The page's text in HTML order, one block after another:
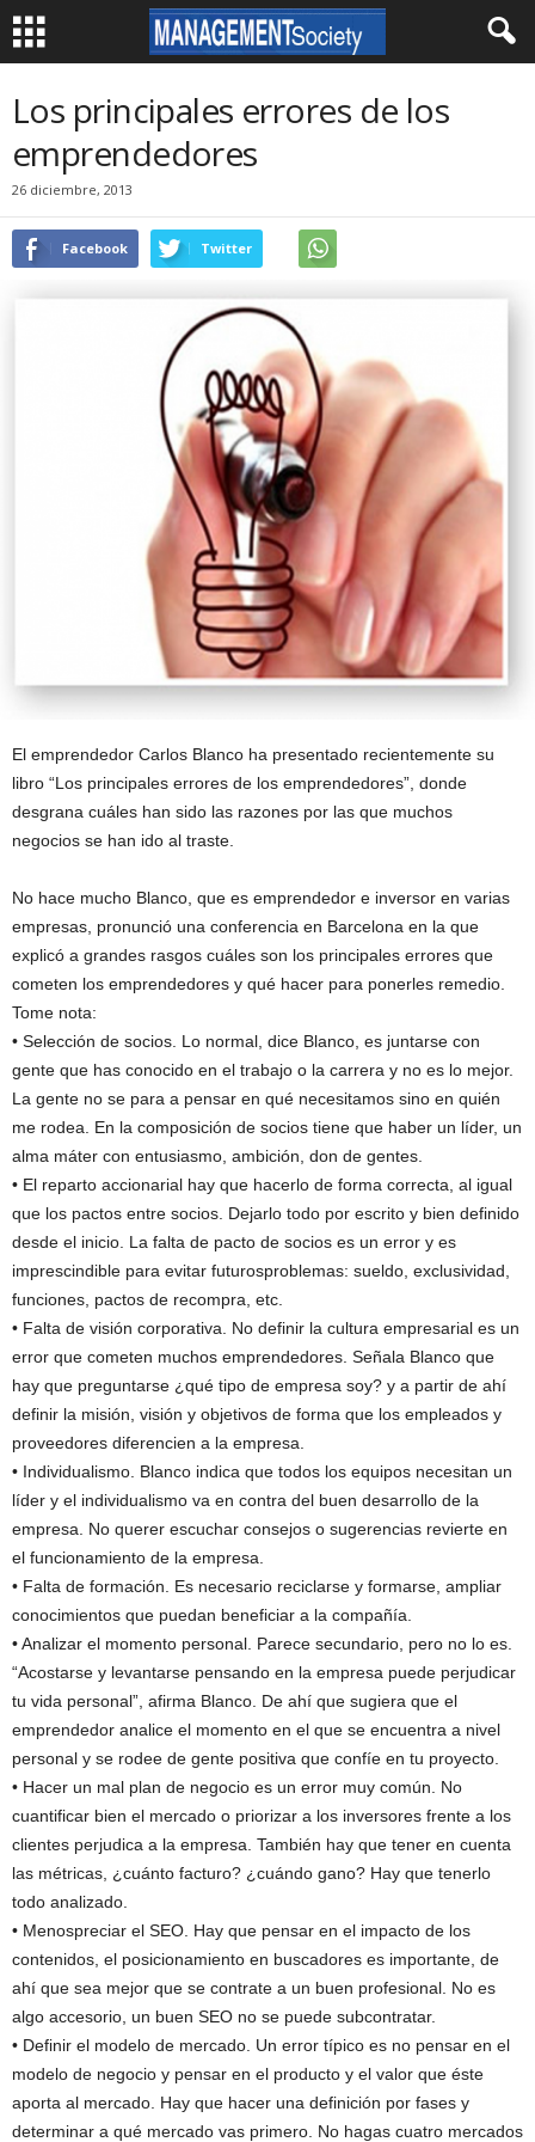
Los principales errores de los
emprendedores
26 diciembre, 2013
Facebook Twitter
El emprendedor Carlos Blanco ha presentado recientemente su
libro “Los principales errores de los emprendedores”, donde
desgrana cuáles han sido las razones por las que muchos
negocios se han ido al traste.
No hace mucho Blanco, que es emprendedor e inversor en varias
empresas, pronunció una conferencia en Barcelona en la que
explicó a grandes rasgos cuáles son los principales errores que
cometen los emprendedores y qué hacer para ponerles remedio.
Tome nota:
• Selección de socios. Lo normal, dice Blanco, es juntarse con
gente que has conocido en el trabajo o la carrera y no es lo mejor.
La gente no se para a pensar en qué necesitamos sino en quién
me rodea. En la composición de socios tiene que haber un líder, un
alma máter con entusiasmo, ambición, don de gentes.
• El reparto accionarial hay que hacerlo de forma correcta, al igual
que los pactos entre socios. Dejarlo todo por escrito y bien definido
desde el inicio. La falta de pacto de socios es un error y es
imprescindible para evitar futurosproblemas: sueldo, exclusividad,
funciones, pactos de recompra, etc.
• Falta de visión corporativa. No definir la cultura empresarial es un
error que cometen muchos emprendedores. Señala Blanco que
hay que preguntarse ¿qué tipo de empresa soy? y a partir de ahí
definir la misión, visión y objetivos de forma que los empleados y
proveedores diferencien a la empresa.
• Individualismo. Blanco indica que todos los equipos necesitan un
líder y el individualismo va en contra del buen desarrollo de la
empresa. No querer escuchar consejos o sugerencias revierte en
el funcionamiento de la empresa.
• Falta de formación. Es necesario reciclarse y formarse, ampliar
conocimientos que puedan beneficiar a la compañía.
• Analizar el momento personal. Parece secundario, pero no lo es.
“Acostarse y levantarse pensando en la empresa puede perjudicar
tu vida personal”, afirma Blanco. De ahí que sugiera que el
emprendedor analice el momento en el que se encuentra a nivel
personal y se rodee de gente positiva que confíe en tu proyecto.
• Hacer un mal plan de negocio es un error muy común. No
cuantificar bien el mercado o priorizar a los inversores frente a los
clientes perjudica a la empresa. También hay que tener en cuenta
las métricas, ¿cuánto facturo? ¿cuándo gano? Hay que tenerlo
todo analizado.
• Menospreciar el SEO. Hay que pensar en el impacto de los
contenidos, el posicionamiento en buscadores es importante, de
ahí que sea mejor que se contrate a un buen profesional. No es
algo accesorio, un buen SEO no se puede subcontratar.
• Definir el modelo de mercado. Un error típico es no pensar en el
modelo de negocio y pensar en el producto y el valor que éste
aporta al mercado. Hay que hacer una definición por fases y
determinar a qué mercado vas primero. No hagas cuatro mercados